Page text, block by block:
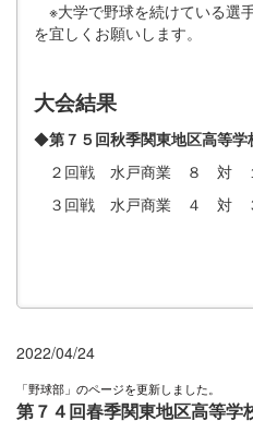
※大学で野球を続けている選
を宜しくお願いします。
大会結果
◆第７５回秋季関東地区高等
２回戦 水戸商業 ８ 対
３回戦 水戸商業 ４ 対
2022/04/24
「野球部」のページを更新しました。
第７４回春季関東地区高等学